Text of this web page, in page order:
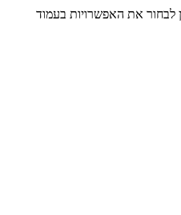
לבחור את האפשרויות בעמוד